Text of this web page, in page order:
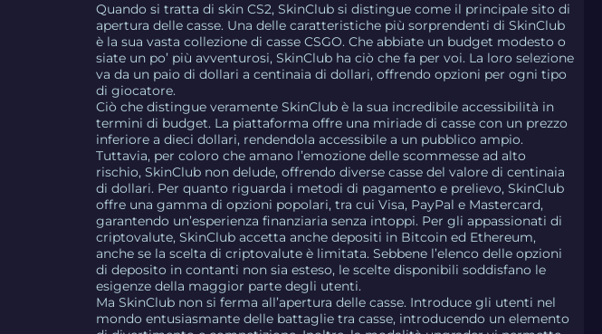
Quando si tratta di skin CS2, SkinClub si distingue come il principale sito di
apertura delle casse. Una delle caratteristiche più sorprendenti di SkinClub
è la sua vasta collezione di casse CSGO. Che abbiate un budget modesto o
siate un po’ più avventurosi, SkinClub ha ciò che fa per voi. La loro selezione
va da un paio di dollari a centinaia di dollari, offrendo opzioni per ogni tipo
di giocatore.
Ciò che distingue veramente SkinClub è la sua incredibile accessibilità in
termini di budget. La piattaforma offre una miriade di casse con un prezzo
inferiore a dieci dollari, rendendola accessibile a un pubblico ampio.
Tuttavia, per coloro che amano l’emozione delle scommesse ad alto
rischio, SkinClub non delude, offrendo diverse casse del valore di centinaia
di dollari. Per quanto riguarda i metodi di pagamento e prelievo, SkinClub
offre una gamma di opzioni popolari, tra cui Visa, PayPal e Mastercard,
garantendo un’esperienza finanziaria senza intoppi. Per gli appassionati di
criptovalute, SkinClub accetta anche depositi in Bitcoin ed Ethereum,
anche se la scelta di criptovalute è limitata. Sebbene l’elenco delle opzioni
di deposito in contanti non sia esteso, le scelte disponibili soddisfano le
esigenze della maggior parte degli utenti.
Ma SkinClub non si ferma all’apertura delle casse. Introduce gli utenti nel
mondo entusiasmante delle battaglie tra casse, introducendo un elemento